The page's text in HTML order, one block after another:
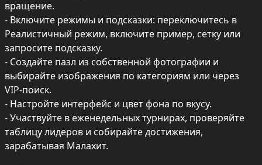
вращение.
- Включите режимы и подсказки: переключитесь в
Реалистичный режим, включите пример, сетку или
запросите подсказку.
- Создайте пазл из собственной фотографии и
выбирайте изображения по категориям или через
VIP-поиск.
- Настройте интерфейс и цвет фона по вкусу.
- Участвуйте в еженедельных турнирах, проверяйте
таблицу лидеров и собирайте достижения,
зарабатывая Малахит.